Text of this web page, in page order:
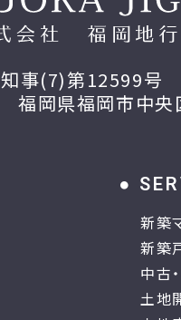
事(7)第12599号
福岡県福岡市中
新築
新築
中古
土地